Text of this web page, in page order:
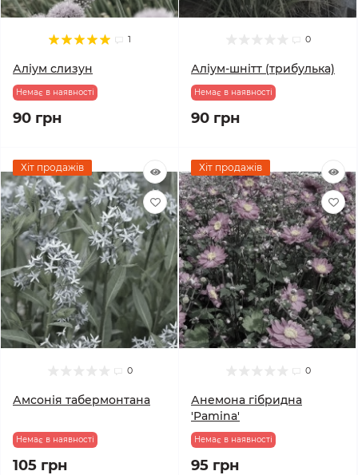
1
Аліум слизун
Немає в наявності
90 грн
0
Аліум-шнітт (трибулька)
Немає в наявності
90 грн
Хіт продажів
0
Амсонія табермонтана
Немає в наявності
105 грн
Хіт продажів
0
Анемона гібридна
'Pamina'
Немає в наявності
95 грн